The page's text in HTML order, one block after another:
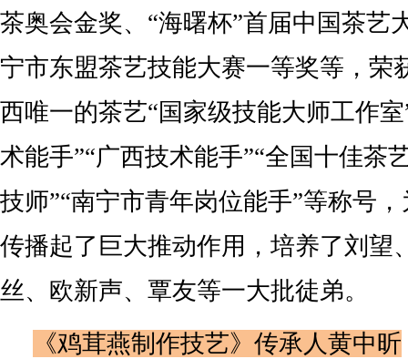
茶奥会金奖、“海曙杯”首届中国茶艺
宁市东盟茶艺技能大赛一等奖等，荣
西唯一的茶艺“国家级技能大师工作
术能手”“广西技术能手”“全国十佳茶
技师”“南宁市青年岗位能手”等称号
传播起了巨大推动作用，培养了刘望
丝、欧新声、覃友等一大批徒弟。
《鸡茸燕制作技艺》传承人黄中昕